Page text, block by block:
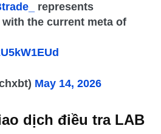
represents
the current meta of
May 14, 2026
dịch điều tra LAB